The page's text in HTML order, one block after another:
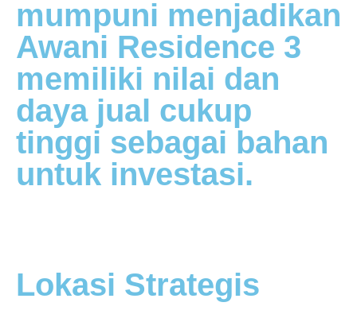
mumpuni menjadikan
Awani Residence 3
memiliki nilai dan
daya jual cukup
tinggi sebagai bahan
untuk investasi.
Lokasi Strategis